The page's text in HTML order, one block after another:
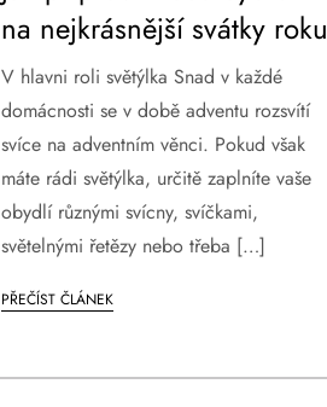
na nejkrásnější svátky roku
V hlavni roli světýlka Snad v každé
domácnosti se v době adventu rozsvítí
svíce na adventním věnci. Pokud však
máte rádi světýlka, určitě zaplníte vaše
obydlí různými svícny, svíčkami,
světelnými řetězy nebo třeba […]
PŘEČÍST ČLÁNEK